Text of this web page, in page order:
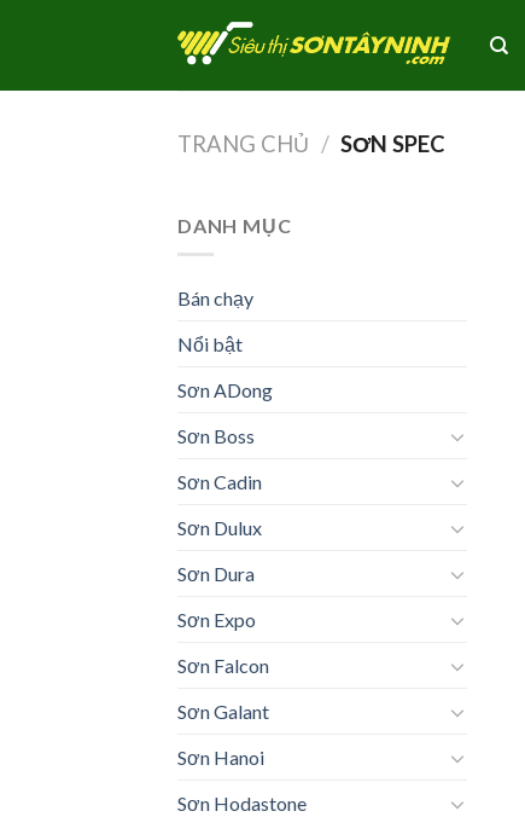
TRANG CHỦ / SƠN SPEC
DANH MỤC
Bán chạy
Nổi bật
Sơn ADong
Sơn Boss
Sơn Cadin
Sơn Dulux
Sơn Dura
Sơn Expo
Sơn Falcon
Sơn Galant
Sơn Hanoi
Sơn Hodastone